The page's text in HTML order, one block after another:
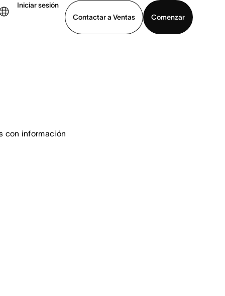
Iniciar sesión
Contactar a Ventas
Comenzar